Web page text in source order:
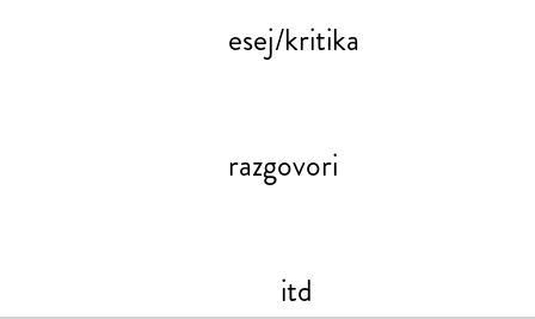
esej/kritika
razgovori
itd